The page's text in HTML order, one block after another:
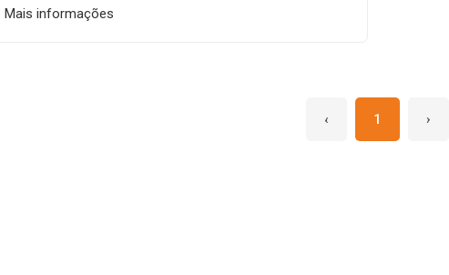
Mais informações
‹ 1 ›